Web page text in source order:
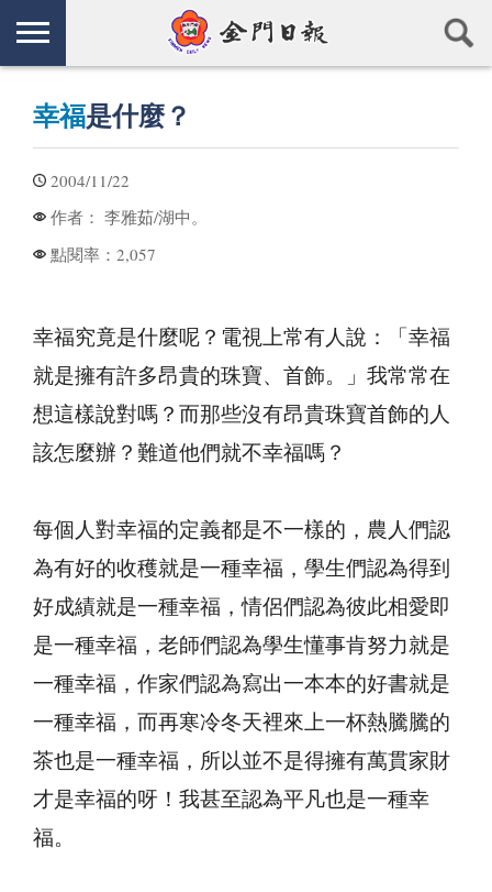
幸福是什麼？
2004/11/22
作者： 李雅茹/湖中。
點閱率： 2,057
幸福究竟是什麼呢？電視上常有人說：「幸福
就是擁有許多昂貴的珠寶、首飾。」我常常在
想這樣說對嗎？而那些沒有昂貴珠寶首飾的人
該怎麼辦？難道他們就不幸福嗎？
每個人對幸福的定義都是不一樣的，農人們認
為有好的收穫就是一種幸福，學生們認為得到
好成績就是一種幸福，情侶們認為彼此相愛即
是一種幸福，老師們認為學生懂事肯努力就是
一種幸福，作家們認為寫出一本本的好書就是
一種幸福，而再寒冷冬天裡來上一杯熱騰騰的
茶也是一種幸福，所以並不是得擁有萬貫家財
才是幸福的呀！我甚至認為平凡也是一種幸
福。